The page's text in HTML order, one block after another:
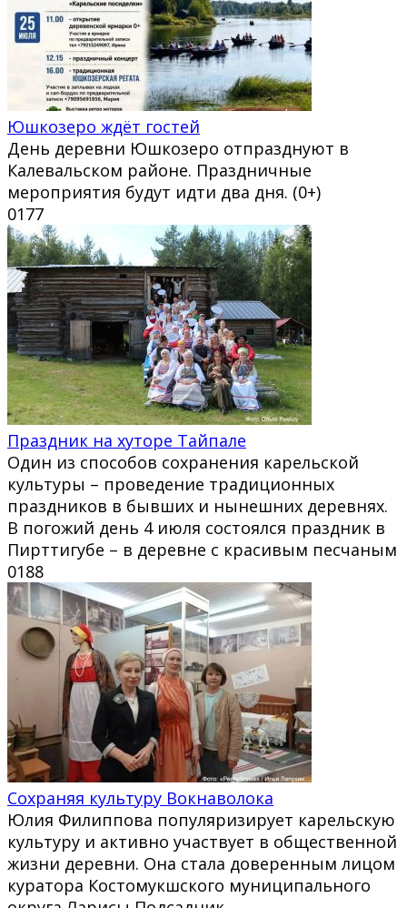
Юшкозеро ждёт гостей
День деревни Юшкозеро отпразднуют в
Калевальском районе. Праздничные
мероприятия будут идти два дня. (0+)
0177
Праздник на хуторе Тайпале
Один из способов сохранения карельской
культуры – проведение традиционных
праздников в бывших и нынешних деревнях.
В погожий день 4 июля состоялся праздник в
Пирттигубе – в деревне с красивым песчаным
0188
Сохраняя культуру Вокнаволока
Юлия Филиппова популяризирует карельскую
культуру и активно участвует в общественной
жизни деревни. Она стала доверенным лицом
куратора Костомукшского муниципального